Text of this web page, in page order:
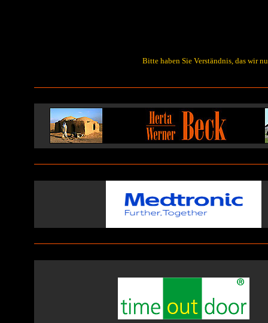
Bitte haben Sie Verständnis, das wir